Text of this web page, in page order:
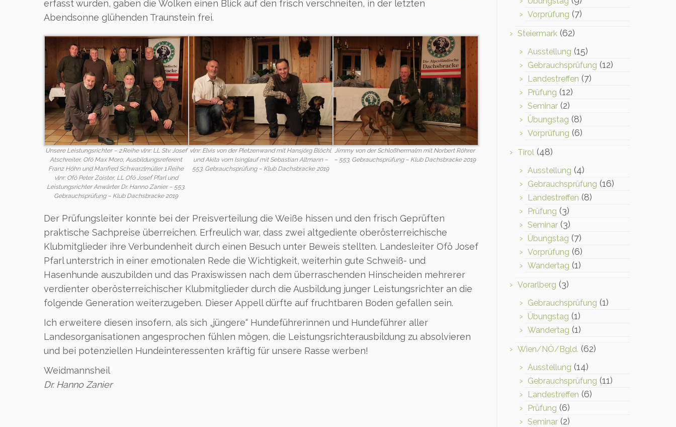
erfasst wurden, gaben die Wolken einen Blick auf den frisch verschneiten, in der letzten
Abendsonne glühenden Traunstein frei.
Unsere Leistungsrichter – 2.Reihe vlnr: LL Stv. Josef
Atschreiter, Ofö Max Moro, Ausbildungsreferent
Franz Höhn und Manfred Schwarzlmüller 1.Reihe
vlnr: Ofö Peter Zoister, LL Ofö Josef Pfarl und
Leistungsrichter Anwärter Dr. Hanno Zanier – 553.
Gebrauchsprüfung – Klub Dachsbracke 2019
vlnr: Elvis von der Pletzenwand mit Hansjörg Blöchl
und Akita vom Isinglauf mit Sebastian Altmann –
553. Gebrauchsprüfung – Klub Dachsbracke 2019
Jimmy von der Schloßherrnalm mit Norbert Röhrer
– 553. Gebrauchsprüfung – Klub Dachsbracke 2019
Der Prüfungsleiter konnte bei der Preisverteilung die Weiße hissen und den frisch Geprüften
praktische Sachpreise überreichen. Erfreulich war, dass zwei altgediente oberösterreichische
Klubmitglieder ihre Verbundenheit durch einen Besuch unter Beweis stellten. Landesleiter Ofö Josef
Pfarl unterstrich in einer emotionalen Rede die Wichtigkeit, weiterhin gute Schweiß- und
Hasenhunde auszubilden und das Praxiswissen nach dem überraschenden Hinscheiden mehrerer
verdienter oberösterreichischer Klubmitglieder durch die Ausbildung junger Leistungsrichter an die
folgende Generation weiterzugeben. Dieser Appell dürfte auf fruchtbaren Boden gefallen sein.
Ich erweitere diesen insofern, als sich „jüngere“ Hundeführerinnen und Hundeführer aller
Landesorganisationen angesprochen fühlen mögen, die Leistungsrichterausbildung zu absolvieren
und bei potenziellen Hundeinteressenten kräftig für unsere Rasse werben!
Weidmannsheil
Dr. Hanno Zanier
Vorprüfung (7)
Steiermark (62)
Ausstellung (15)
Gebrauchsprüfung (12)
Landestreffen (7)
Prüfung (12)
Seminar (2)
Übungstag (8)
Vorprüfung (6)
Tirol (48)
Ausstellung (4)
Gebrauchsprüfung (16)
Landestreffen (8)
Prüfung (3)
Seminar (3)
Übungstag (7)
Vorprüfung (6)
Wandertag (1)
Vorarlberg (3)
Gebrauchsprüfung (1)
Übungstag (1)
Wandertag (1)
Wien/NÖ/Bgld. (62)
Ausstellung (14)
Gebrauchsprüfung (11)
Landestreffen (6)
Prüfung (6)
Seminar (2)